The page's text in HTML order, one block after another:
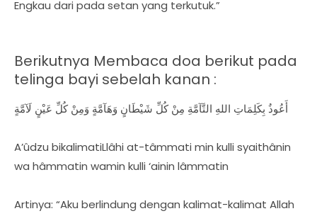
Engkau dari pada setan yang terkutuk.”
Berikutnya Membaca doa berikut pada
telinga bayi sebelah kanan :
أَعُوذُ بِكَلِمَاتِ اللهِ التَّآمَّةِ مِنْ كُلِّ شَيْطَانٍ وَهَآمَّةٍ وَمِنْ كُلِّ عَيْنٍ لَآمَّةٍ
A’ûdzu bikalimatiLlâhi at-tâmmati min kulli syaithânin
wa hâmmatin wamin kulli ‘ainin lâmmatin
Artinya: “Aku berlindung dengan kalimat-kalimat Allah